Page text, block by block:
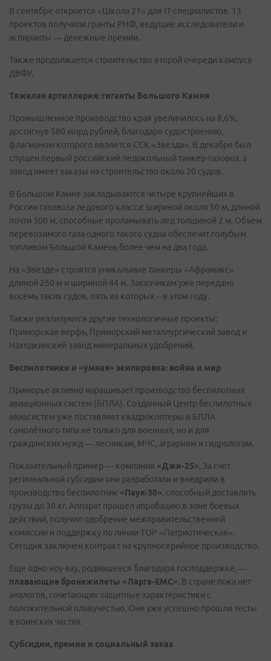
В сентябре откроется «Школа 21» для IT-специалистов. 13
проектов получили гранты РНФ, ведущие исследователи и
аспиранты — денежные премии.
Также продолжается строительство второй очереди кампуса
ДВФУ.
Тяжелая артиллерия: гиганты Большого Камня
Промышленное производство края увеличилось на 8,6%,
достигнув 580 млрд рублей, благодаря судостроению,
флагманом которого является ССК «Звезда». В декабре был
спущен первый российский ледокольный танкер-газовоз, а
завод имеет заказы на строительство около 20 судов.
В Большом Камне закладываются четыре крупнейших в
России газовоза ледового класса: шириной около 50 м, длиной
почти 300 м, способные проламывать лед толщиной 2 м. Объем
перевозимого газа одного такого судна обеспечит голубым
топливом Большой Камень более чем на два года.
На «Звезде» строятся уникальные танкеры «Афрамакс»
длиной 250 м и шириной 44 м. Заказчикам уже передано
восемь таких судов, пять из которых – в этом году.
Также реализуются другие технологичные проекты:
Приморская верфь, Приморский металлургический завод и
Находкинский завод минеральных удобрений.
Беспилотники и «умная» экипировка: война и мир
Приморье активно наращивает производство беспилотных
авиационных систем (БПЛА). Созданный Центр беспилотных
авиасистем уже поставляет квадрокоптеры и БПЛА
самолётного типа не только для военных, но и для
гражданских нужд — лесникам, МЧС, аграриям и гидрологам.
Показательный пример — компания «Джи-25». За счет
региональной субсидии они разработали и внедрили в
производство беспилотник «Паук-30», способный доставлять
грузы до 30 кг. Аппарат прошел апробацию в зоне боевых
действий, получил одобрение межправительственной
комиссии и поддержку по линии ТОР «Патриотическая».
Сегодня заключен контракт на крупносерийное производство.
Еще одно ноу-хау, родившееся благодаря господдержке, —
плавающие бронежилеты «Ларга-ЕМС». В стране пока нет
аналогов, сочетающих защитные характеристики с
положительной плавучестью. Они уже успешно прошли тесты
в воинских частях.
Субсидии, премии и социальный заказ